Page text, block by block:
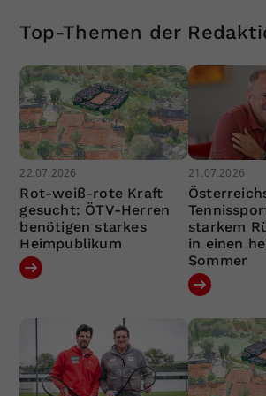
Top-Themen der
22.07.2026
Rot-weiß-rote Kraft
gesucht: ÖTV-Herren
benötigen starkes
Heimpublikum
21.07.2026
starkem
in einen
Sommer